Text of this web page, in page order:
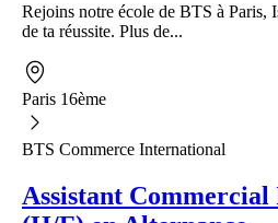
Rejoins notre école de BTS à Paris,
de ta réussite. Plus de...
Paris 16ème
BTS Commerce International
Assistant